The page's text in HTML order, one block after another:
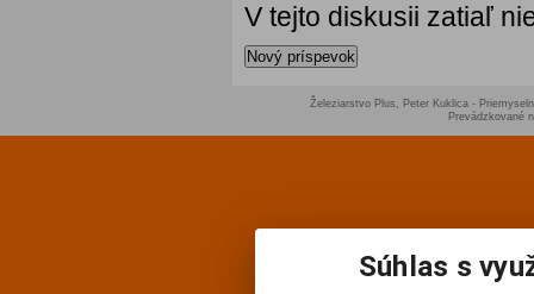
V tejto diskusii zatiaľ
Nový príspevok
Železiarstvo Plus, Peter Kuklica -
Prevádzkované
Súhlas s